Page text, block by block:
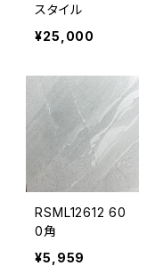
スタイル
¥25,000
RSML12612 60
0角
¥5,959